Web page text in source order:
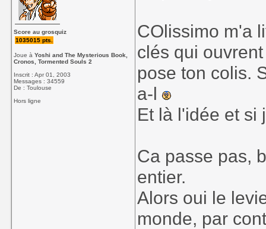
Score au grosquiz
1035015 pts.
Joue àYoshi and The Mysterious Book,
Cronos, Tormented Souls 2
Inscrit : Apr 01, 2003
Messages : 34559
De : Toulouse
Hors ligne
COlissimo m'a
clés qui
pose ton colis.
a-l
Et là l'idée et si
Ca passe pas,
entier.
Alors oui le
monde, par